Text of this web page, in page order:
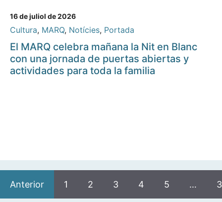
16 de juliol de 2026
Cultura, MARQ, Notícies, Portada
El MARQ celebra mañana la Nit en Blanc
con una jornada de puertas abiertas y
actividades para toda la familia
Anterior 1 2 3 4 5 …